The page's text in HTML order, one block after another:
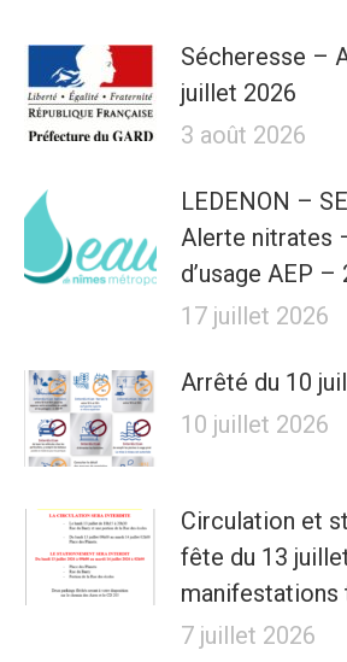
Sécheresse –
juillet 2026
3 août 2026
LEDENON –
Alerte nitrates
d’usage AEP
17 juillet 2026
Arrêté du 10
10 juillet 2026
Circulation et
fête du 13
manifestations
7 juillet 2026